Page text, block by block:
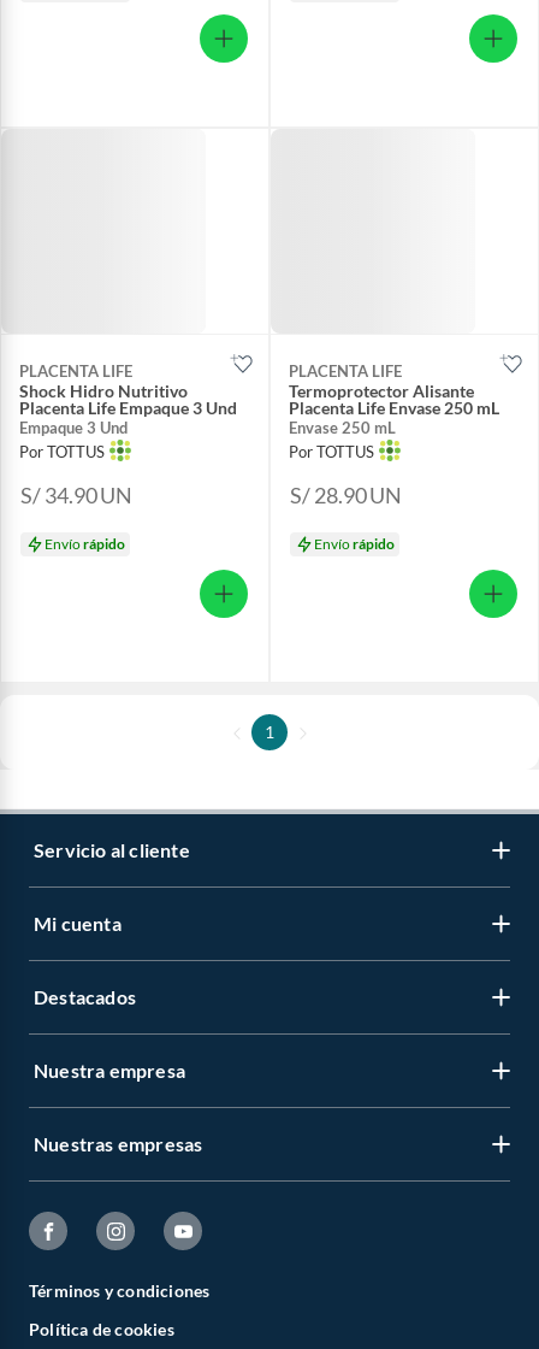
PLACENTA LIFE
Shock Hidro Nutritivo
Placenta Life Empaque 3 Und
Empaque 3 Und
Por TOTTUS
S/ 34.90UN
Envíorápido
PLACENTA LIFE
Termoprotector Alisante
Placenta Life Envase 250 mL
Envase 250 mL
Por TOTTUS
S/ 28.90UN
Envíorápido
1
Servicio al cliente
Mi cuenta
Destacados
Nuestra empresa
Nuestras empresas
Términos y condiciones
Política de cookies